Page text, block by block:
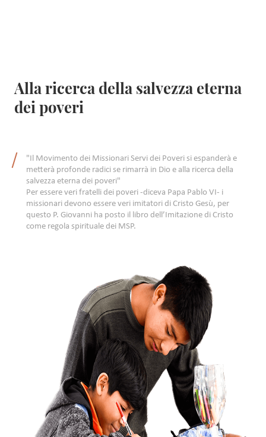
Alla ricerca della salvezza eterna
dei poveri
"Il Movimento dei Missionari Servi dei Poveri si espanderà e
metterà profonde radici se rimarrà in Dio e alla ricerca della
salvezza eterna dei poveri"
Per essere veri fratelli dei poveri -diceva Papa Pablo VI- i
missionari devono essere veri imitatori di Cristo Gesù, per
questo P. Giovanni ha posto il libro dell’Imitazione di Cristo
come regola spirituale dei MSP.